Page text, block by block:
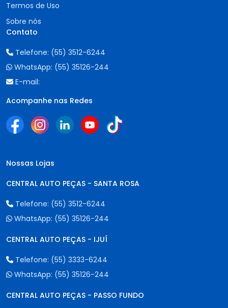
Termos de Uso
Sobre nós
Contato
Telefone: (55) 3512-6244
WhatsApp: (55) 35126-244
E-mail:
Acompanhe nas Redes
Nossas Lojas
CENTRAL AUTO PEÇAS - SANTA ROSA
Telefone: (55) 3512-6244
WhatsApp: (55) 35126-244
CENTRAL AUTO PEÇAS - IJUÍ
Telefone: (55) 3333-6244
WhatsApp: (55) 35126-244
CENTRAL AUTO PEÇAS - PASSO FUNDO